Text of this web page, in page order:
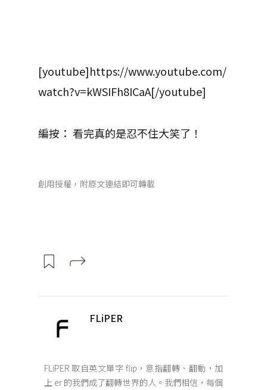
[youtube]https://www.youtube.com/
watch?v=kWSIFh8ICaA[/youtube]
編按： 看完真的是忍不住大笑了！
創用授權，附原文連結即可轉載
FLiPER
FLiPER 取自英文單字 flip，意指翻轉、翻動，加
上 er 的我們成了翻轉世界的人。我們相信，每個